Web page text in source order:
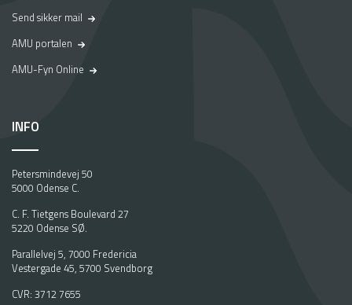
Send sikker mail
AMU portalen
AMU-Fyn Online
INFO
Petersmindevej 50
5000 Odense C.
C. F. Tietgens Boulevard 27
5220 Odense SØ.
Parallelvej 5, 7000 Fredericia
Vestergade 45, 5700 Svendborg
CVR: 3712 7655